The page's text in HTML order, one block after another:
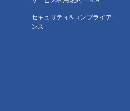
セキュリティ&コンプライア
ンス